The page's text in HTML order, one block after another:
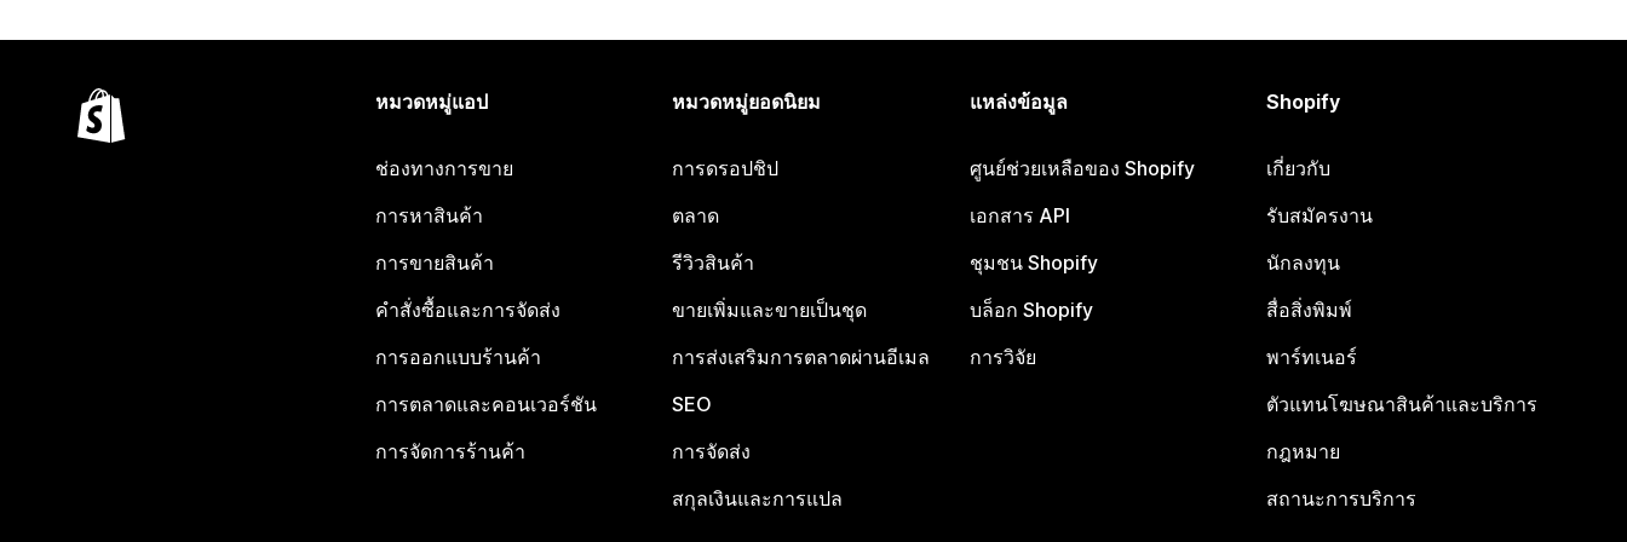
หมวดหมู่แอป
ช่องทางการขาย
การหาสินค้า
การขายสินค้า
คำสั่งซื้อและการจัดส่ง
การออกแบบร้านค้า
การตลาดและคอนเวอร์ชัน
การจัดการร้านค้า
หมวดหมู่ยอดนิยม
การดรอปชิป
ตลาด
รีวิวสินค้า
ขายเพิ่มและขายเป็นชุด
การส่งเสริมการตลาดผ่านอีเมล
SEO
การจัดส่ง
สกุลเงินและการแปล
แหล่งข้อมูล
ศูนย์ช่วยเหลือของ Shopify
เอกสาร API
ชุมชน Shopify
บล็อก Shopify
การวิจัย
Shopify
เกี่ยวกับ
รับสมัครงาน
นักลงทุน
สื่อสิ่งพิมพ์
พาร์ทเนอร์
ตัวแทนโฆษณาสินค้าและบริการ
กฎหมาย
สถานะการบริการ